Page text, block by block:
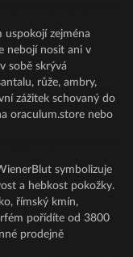
uspokojí zejména
nebojí nosit ani v
sobě skrývá
růže, ambry,
zážitek schovaný do
oraculum.store nebo
symbolizuje
a hebkost pokožky.
římský kmín,
pořídíte od 3800
prodejně